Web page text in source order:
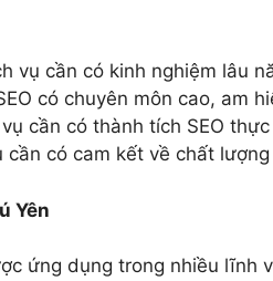
vụ cần có kinh nghiệm lâu
có chuyên môn cao, am
cần có thành tích SEO
có cam kết về chất
Yên
ứng dụng trong nhiều lĩnh